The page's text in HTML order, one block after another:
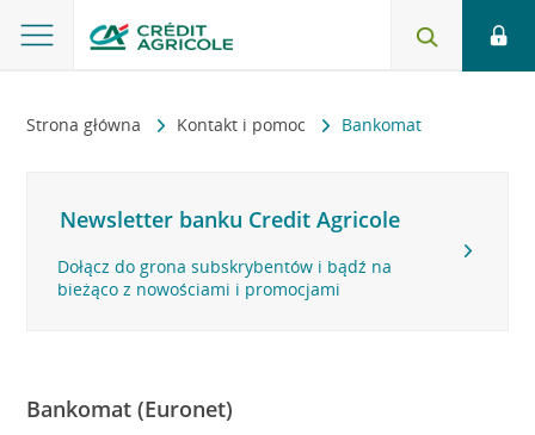
Strona główna Kontakt i pomoc Bankomat
Newsletter banku Credit Agricole
Dołącz do grona subskrybentów i bądź na
bieżąco z nowościami i promocjami
Bankomat (Euronet)